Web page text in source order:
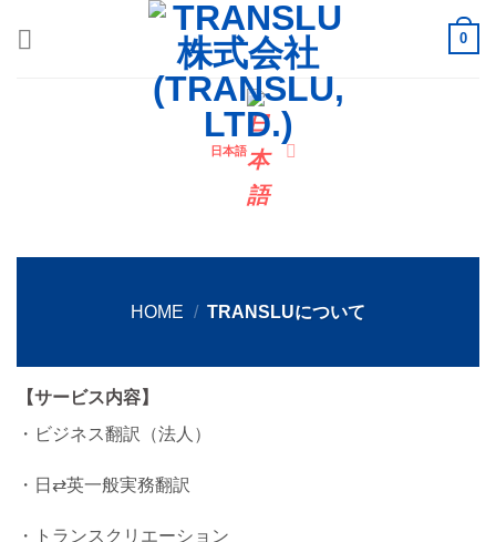
0
日本語
HOME / TRANSLUについて
【サービス内容】
・ビジネス翻訳（法人）
・日⇄英一般実務翻訳
・トランスクリエーション